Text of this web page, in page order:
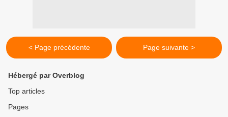
< Page précédente Page suivante >
Hébergé par Overblog
Top articles
Pages